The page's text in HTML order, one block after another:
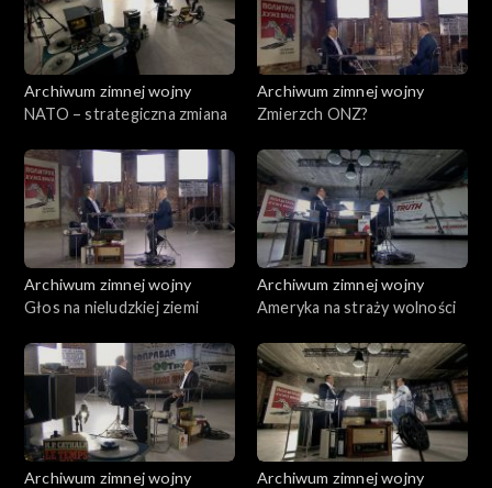
Archiwum zimnej wojny
NATO – strategiczna zmiana
Archiwum zimnej wojny
Zmierzch ONZ?
Archiwum zimnej wojny
Głos na nieludzkiej ziemi
Archiwum zimnej wojny
Ameryka na straży wolności
Archiwum zimnej wojny
Archiwum zimnej wojny